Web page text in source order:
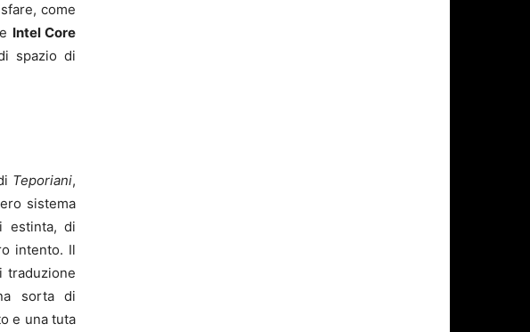
come
Intel Core
spazio di
Teporiani,
sistema
estinta, di
intento. Il
traduzione
sorta di
e una tuta